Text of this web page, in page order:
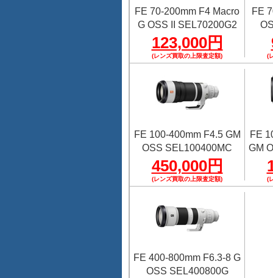
FE 70-200mm F4 Macro
G OSS II SEL70200G2
123,000円
(レンズ買取の上限査定額)
FE
(
FE 100-400mm F4.5 GM
OSS SEL100400MC
450,000円
(レンズ買取の上限査定額)
FE
GM
(
FE 400-800mm F6.3-8 G
OSS SEL400800G